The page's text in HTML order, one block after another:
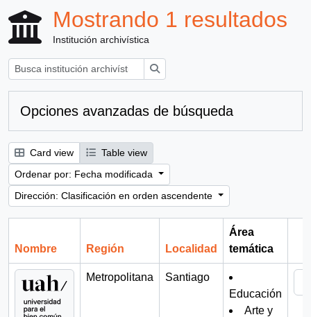
Mostrando 1 resultados
Institución archivística
Opciones avanzadas de búsqueda
Card view
Table view
Ordenar por: Fecha modificada
Dirección: Clasificación en orden ascendente
Nombre Región Localidad
Área
temática
Metropolitana
Santiago
Educación
Arte y